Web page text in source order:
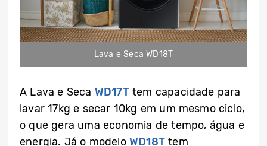
Lava e Seca WD18T
A Lava e Seca WD17Ttem capacidade para
lavar 17kg e secar 10kg em um mesmo ciclo,
o que gera uma economia de tempo, água e
energia. Já o modeloWD18T tem